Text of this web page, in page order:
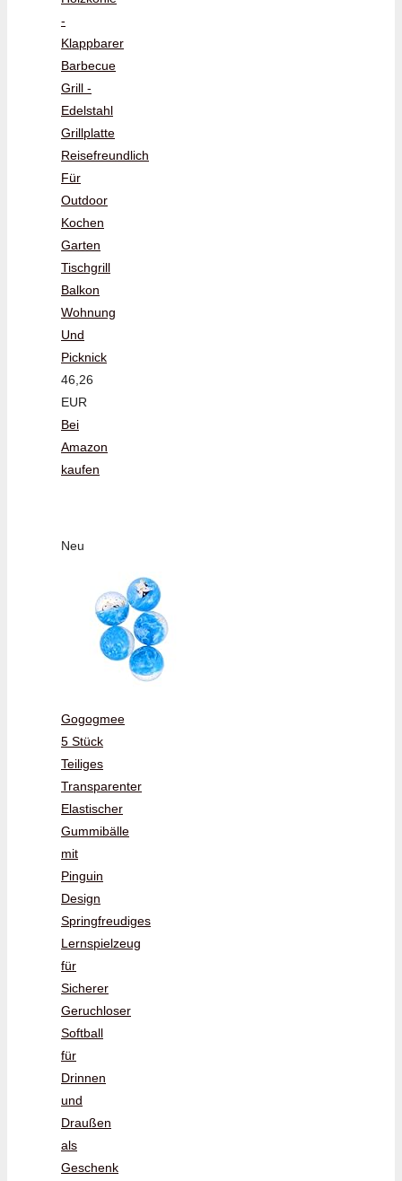
-
Klappbarer
Barbecue
Grill -
Edelstahl
Grillplatte
Reisefreundlich
Für
Outdoor
Kochen
Garten
Tischgrill
Balkon
Wohnung
Und
Picknick
46,26
EUR
Bei
Amazon
kaufen
Neu
Gogogmee
5 Stück
Teiliges
Transparenter
Elastischer
Gummibälle
mit
Pinguin
Design
Springfreudiges
Lernspielzeug
für
Sicherer
Geruchloser
Softball
für
Drinnen
und
Draußen
als
Geschenk